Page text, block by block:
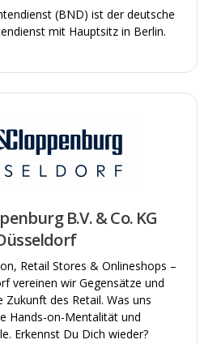
(BND) ist der deutsche
mit Hauptsitz in Berlin.
B.V. & Co. KG
Retail Stores & Onlineshops –
vereinen wir Gegensätze und
Zukunft des Retail. Was uns
Hands-on-Mentalität und
Erkennst Du Dich wieder?